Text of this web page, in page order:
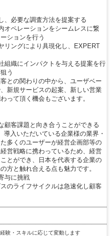
、必要な調査方法を提案する
オペレーションをシームレスに繋
ションを行う
リングにより具現化し、EXPERT
組織にインパクトを与える提案を行
う
との関わりの中から、ユーザベー
新規サービスの起案、新しい営業
って頂く機会もございます。
顧客課題と向き合うことができる
入いただいている企業様の業界・
多くのユーザーが経営企画部等の
営戦略に携わっているため、経営
とができ、日本を代表する企業の
方と触れ合える点も魅力です。
与に挑戦
のライフサイクルは急速化し顧客
験・スキルに応じて変動します